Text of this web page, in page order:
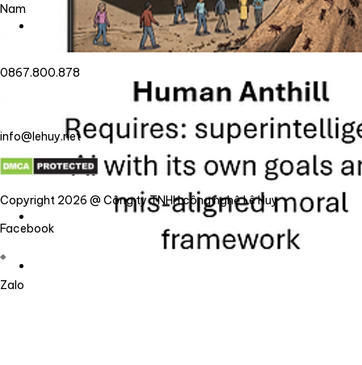
Nam
0867.800.878
info@lehuy.net
Copyright 2026 @ Công ty TNHH công nghệ Lê Huy
Facebook
Zalo